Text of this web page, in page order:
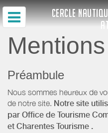
CERCLE
Préambule
Nous sommes heureux de
de notre site. Notre site
par Office de Tourisme
et Charentes Tourisme .